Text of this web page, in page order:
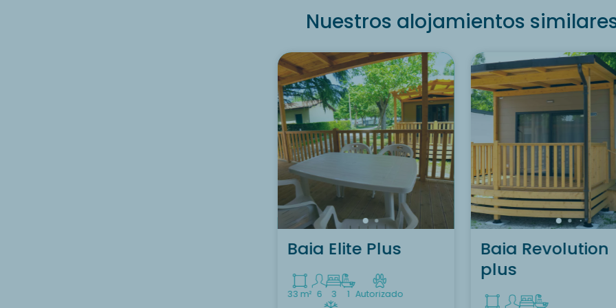
Nuestros alojamientos
Desea descubrir el
alojamiento Baia Elite
Descubrir
Baia Elite Plus
33 m² 6 3 1 Autorizado
Baia Revolution
plus